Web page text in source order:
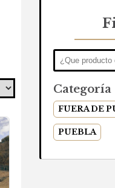
Categoría
FUERA DE
PUEBLA